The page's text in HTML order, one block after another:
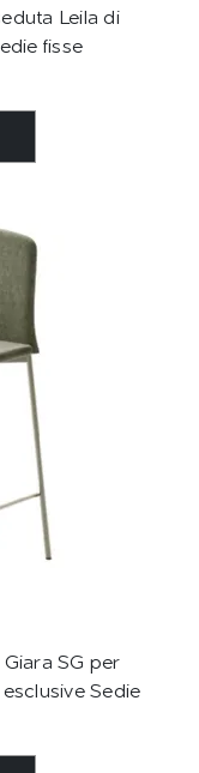
Leila di
fisse
SG per
Sedie